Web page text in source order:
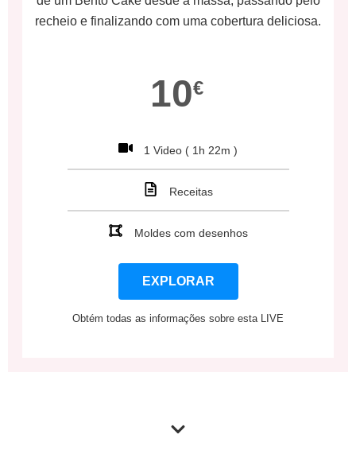
recheio e finalizando com uma cobertura deliciosa.
10€
1 Video ( 1h 22m )
Receitas
Moldes com desenhos
EXPLORAR
Obtém todas as informações sobre esta LIVE